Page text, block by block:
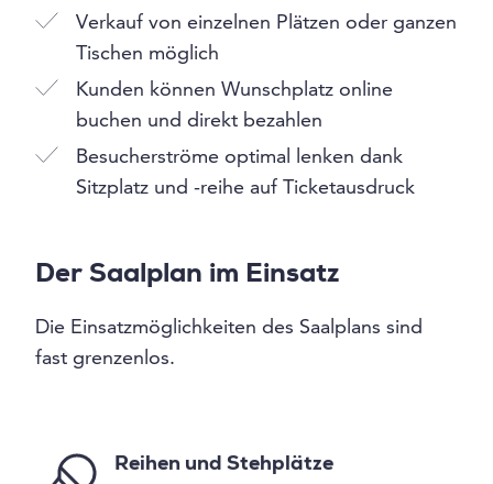
Verkauf von einzelnen Plätzen oder ganzen
Tischen möglich
Kunden können Wunschplatz online
buchen und direkt bezahlen
Besucherströme optimal lenken dank
Sitzplatz und -reihe auf Ticketausdruck
Der Saalplan im Einsatz
Die Einsatzmöglichkeiten des Saalplans sind
fast grenzenlos.
Reihen und Stehplätze